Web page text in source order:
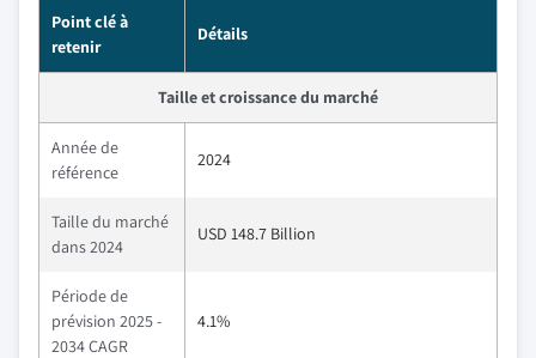
Point clé à
retenir
Détails
Taille et croissance du marché
Année de
référence
2024
Taille du marché
dans 2024
USD 148.7 Billion
Période de
prévision 2025 -
2034 CAGR
4.1%